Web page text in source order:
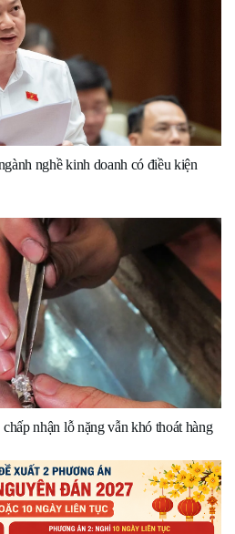
nghề kinh doanh có điều kiện
nhận lỗ nặng vẫn khó thoát hàng